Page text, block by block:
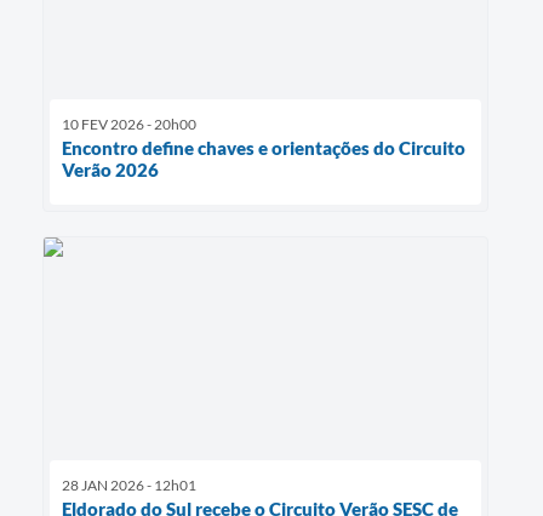
10 FEV 2026 - 20h00
Encontro define chaves e orientações do Circuito
Verão 2026
28 JAN 2026 - 12h01
Eldorado do Sul recebe o Circuito Verão SESC de